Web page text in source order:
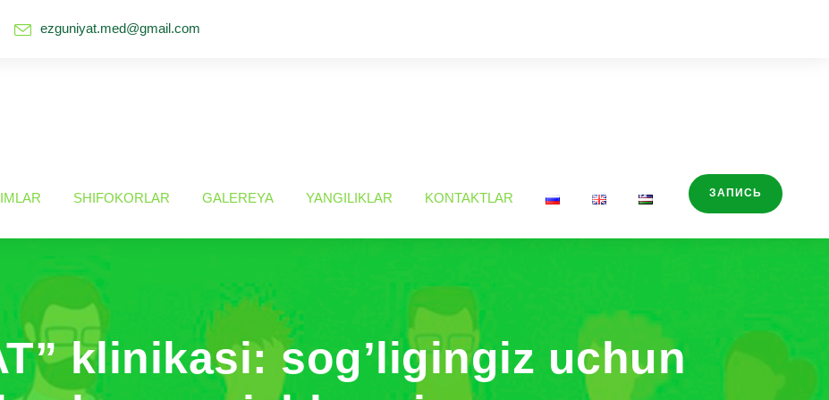
ezguniyat.med@gmail.com
SHIFOKORLAR GALEREYA YANGILIKLAR KONTAKTLAR ЗАПИСЬ
klinikasi: sog’ligingiz uchun